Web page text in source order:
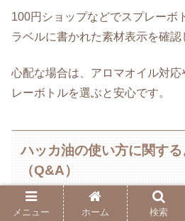
100円ショップなどでスプレーボ
ラベルに書かれた素材表示を確認
心配な場合は、アロマオイル対
レーボトルを選ぶと安心です。
ハッカ油の使い方に関す
（Q&A）
ここでは、ハッカ油を使うときに
メニュー ホーム 検索